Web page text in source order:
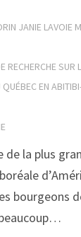
JANIE LAVOIE
RECHERCHE SUR
QUÉBEC EN
de la plus
bourgeons